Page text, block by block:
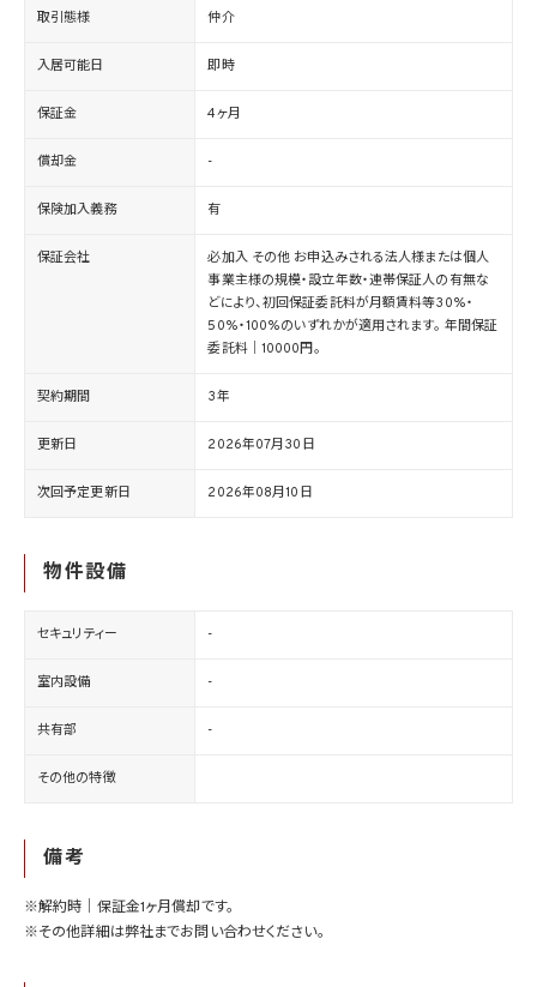
取引態様 仲介
入居可能日 即時
保証金 4ヶ月
償却金 -
保険加入義務 有
保証会社
必加入 その他 お申込みされる法人様または個人
事業主様の規模・設立年数・連帯保証人の有無な
どにより、初回保証委託料が月額賃料等30%・
50%・100%のいずれかが適用されます。 年間保証
委託料｜10000円。
契約期間 3年
更新日 2026年07月30日
次回予定更新日 2026年08月10日
物件設備
セキュリティー -
室内設備 -
共有部 -
その他の特徴
備考
※解約時｜保証金1ヶ月償却です。
※その他詳細は弊社までお問い合わせください。